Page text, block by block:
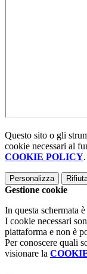
Questo sito o gli
cookie necessari al
COOKIE POLICY.
Personalizza
Gestione cookie
In questa schermata
I cookie necessari
piattaforma e non è
Per conoscere quali
visionare la